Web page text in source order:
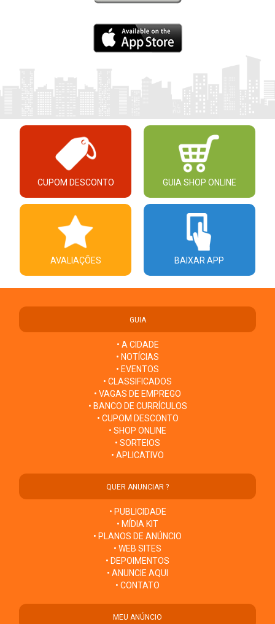
CUPOM DESCONTO GUIA SHOP ONLINE
AVALIAÇÕES BAIXAR APP
GUIA
• A CIDADE
• NOTÍCIAS
• EVENTOS
• CLASSIFICADOS
• VAGAS DE EMPREGO
• BANCO DE CURRÍCULOS
• CUPOM DESCONTO
• SHOP ONLINE
• SORTEIOS
• APLICATIVO
QUER ANUNCIAR ?
• PUBLICIDADE
• MÍDIA KIT
• PLANOS DE ANÚNCIO
• WEB SITES
• DEPOIMENTOS
• ANUNCIE AQUI
• CONTATO
MEU ANÚNCIO